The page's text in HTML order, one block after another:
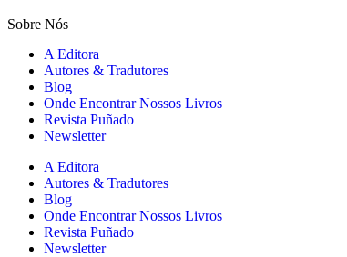
Sobre Nós
A Editora
Autores & Tradutores
Blog
Onde Encontrar Nossos Livros
Revista Puñado
Newsletter
A Editora
Autores & Tradutores
Blog
Onde Encontrar Nossos Livros
Revista Puñado
Newsletter